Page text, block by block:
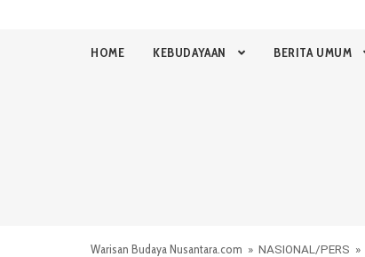
HOME KEBUDAYAAN BERITA UMUM
Warisan Budaya Nusantara.com » NASIONAL /PERS »